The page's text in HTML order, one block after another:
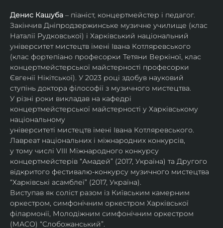
Денис Кашуба – піаніст, концертмейстер і педагог.
Закінчив Дніпродзержинське музичне училище (клас
Наталії Рудковської) і Харківський національний
університет мистецтв імені Івана Котляревського
(клас фортепіано професорки Тетяни Веркіної, клас
концертмейстерської майстерності професорки
Євгенії Нікітської). У 2023 році здобув науковий
ступінь доктора філософії з музичного мистецтва.
У різні роки викладав на кафедрі
концертмейстерської майстерності у Харківському
національному
університеті мистецтв імені Івана Котляревського.
Лавреат національних і міжнародних конкурсів,
у тому числі VIII Міжнародного конкурсу
концертмейстерів “Амадей” (2017, Україна) та Другого
відкритого фестивалю-конкурсу музичного мистецтва
“Харківські асамблеї” (2017, Україна).
Виступав як соліст разом із Київським камерним
оркестром, симфонічним оркестром Харківської
філармонії, Молодіжним симфонічним оркестром
(МАСО) “Слобожанський”.